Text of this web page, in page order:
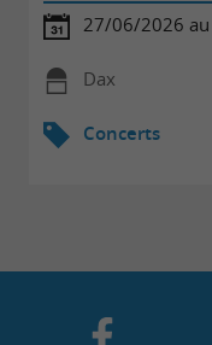
27/06/2026
Dax
Concerts